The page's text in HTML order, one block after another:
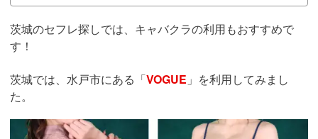
茨城のセフレ探しでは、キャバクラの利用もおすすめで
す！
茨城では、水戸市にある「VOGUE 」を利用してみまし
た。